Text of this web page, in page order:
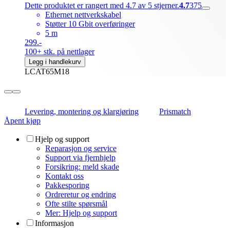
Dette produktet er rangert med 4.7 av 5 stjerner.4.7375
Ethernet nettverkskabel
Støtter 10 Gbit overføringer
5 m
299.-
100+ stk. på nettlager
Legg i handlekurv
LCAT65M18
Levering, montering og klargjøring
Prismatch
Åpent kjøp
Hjelp og support
Reparasjon og service
Support via fjernhjelp
Forsikring: meld skade
Kontakt oss
Pakkesporing
Ordreretur og endring
Ofte stilte spørsmål
Mer: Hjelp og support
Informasjon